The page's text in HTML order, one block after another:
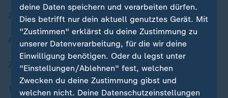
Zuletzt veröffentlicht
Aktuelle Sendungs-Videos
ZDFheute Stories
Themen im Überblick
deine Daten speichern und verarbeiten dürfen.
Dies betrifft nur dein aktuell genutztes Gerät. Mit
"Zustimmen" erklärst du deine Zustimmung zu
unserer Datenverarbeitung, für die wir deine
Einwilligung benötigen. Oder du legst unter
"Einstellungen/Ablehnen" fest, welchen
Zwecken du deine Zustimmung gibst und
welchen nicht. Deine Datenschutzeinstellungen